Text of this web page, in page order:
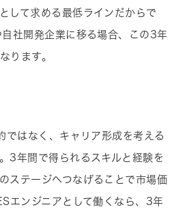
して求める最低ラインだからで
社開発企業に移る場合、この3年
ります。
ではなく、キャリア形成を考える
3年間で得られるスキルと経験を
ステージへつなげることで市場価
エンジニアとして働くなら、3年